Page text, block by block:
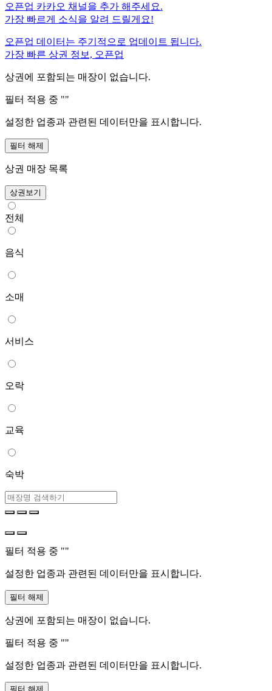
오픈업 카카오 채널을 추가 해주세요.
가장 빠르게 소식을 알려 드릴게요!
오픈업 데이터는 주기적으로 업데이트 됩니다.
가장 빠른 상권 정보, 오픈업
상권에 포함되는 매장이 없습니다.
필터 적용 중 ""
설정한 업종과 관련된 데이터만을 표시합니다.
필터 해제
상권 매장 목록
상권보기
전체
음식
소매
서비스
오락
교육
숙박
필터 적용 중 ""
설정한 업종과 관련된 데이터만을 표시합니다.
필터 해제
상권에 포함되는 매장이 없습니다.
필터 적용 중 ""
설정한 업종과 관련된 데이터만을 표시합니다.
필터 해제